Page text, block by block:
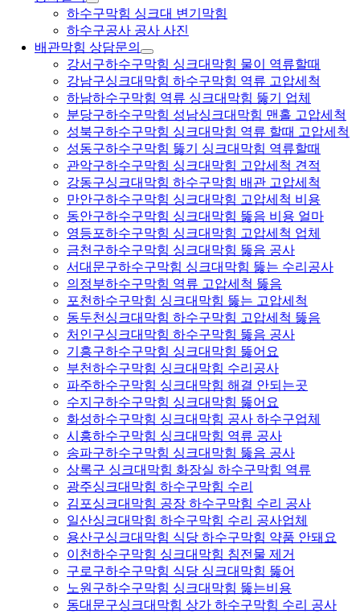
하수구막힘 싱크대 변기막힘
하수구공사 공사 사진
배관막힘 상담문의
강서구하수구막힘 싱크대막힘 물이 역류할때
강남구싱크대막힘 하수구막힘 역류 고압세척
하남하수구막힘 역류 싱크대막힘 뚫기 업체
분당구하수구막힘 성남싱크대막힘 맨홀 고압세척
성북구하수구막힘 싱크대막힘 역류 할때 고압세척
성동구하수구막힘 뚫기 싱크대막힘 역류할때
관악구하수구막힘 싱크대막힘 고압세척 견적
강동구싱크대막힘 하수구막힘 배관 고압세척
만안구하수구막힘 싱크대막힘 고압세척 비용
동안구하수구막힘 싱크대막힘 뚫음 비용 얼마
영등포하수구막힘 싱크대막힘 고압세척 업체
금천구하수구막힘 싱크대막힘 뚫음 공사
서대문구하수구막힘 싱크대막힘 뚫는 수리공사
의정부하수구막힘 역류 고압세척 뚫음
포천하수구막힘 싱크대막힘 뚫는 고압세척
동두천싱크대막힘 하수구막힘 고압세척 뚫음
처인구싱크대막힘 하수구막힘 뚫음 공사
기흥구하수구막힘 싱크대막힘 뚫어요
부천하수구막힘 싱크대막힘 수리공사
파주하수구막힘 싱크대막힘 해결 안되는곳
수지구하수구막힘 싱크대막힘 뚫어요
화성하수구막힘 싱크대막힘 공사 하수구업체
시흥하수구막힘 싱크대막힘 역류 공사
송파구하수구막힘 싱크대막힘 뚫음 공사
상록구 싱크대막힘 화장실 하수구막힘 역류
광주싱크대막힘 하수구막힘 수리
김포싱크대막힘 공장 하수구막힘 수리 공사
일산싱크대막힘 하수구막힘 수리 공사업체
용산구싱크대막힘 식당 하수구막힘 약품 안돼요
이천하수구막힘 싱크대막힘 침전물 제거
구로구하수구막힘 식당 싱크대막힘 뚫어
노원구하수구막힘 싱크대막힘 뚫는비용
동대문구싱크대막힘 상가 하수구막힘 수리 공사